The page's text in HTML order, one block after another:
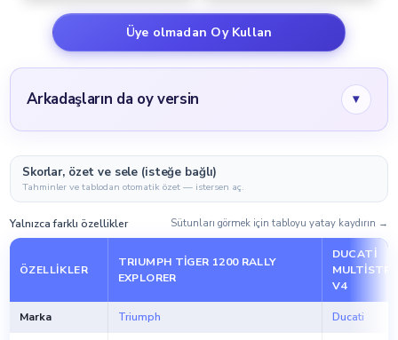
Üye olmadan Oy Kullan
Arkadaşların da oy versin ▾
Skorlar, özet ve sele (isteğe bağlı)
Tahminler ve tablodan otomatik özet — istersen aç.
Yalnızca farklı özellikler Sütunları görmek için tabloyu yatay kaydırın →
ÖZELLIKLER
TRIUMPH TİGER 1200 RALLY
EXPLORER
DUCATI
V4
Marka Triumph Ducati